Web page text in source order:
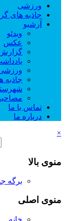
ورزشی
جاذبه های
آرشیو
ویدئو
عکس
تماس با ما
درباره ما
×
منوی بالا
برگه
منوی اصلی
خانه